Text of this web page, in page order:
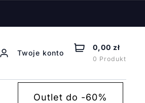
Twoje konto
Outlet do -60%
0,00 zł
0 Produkt